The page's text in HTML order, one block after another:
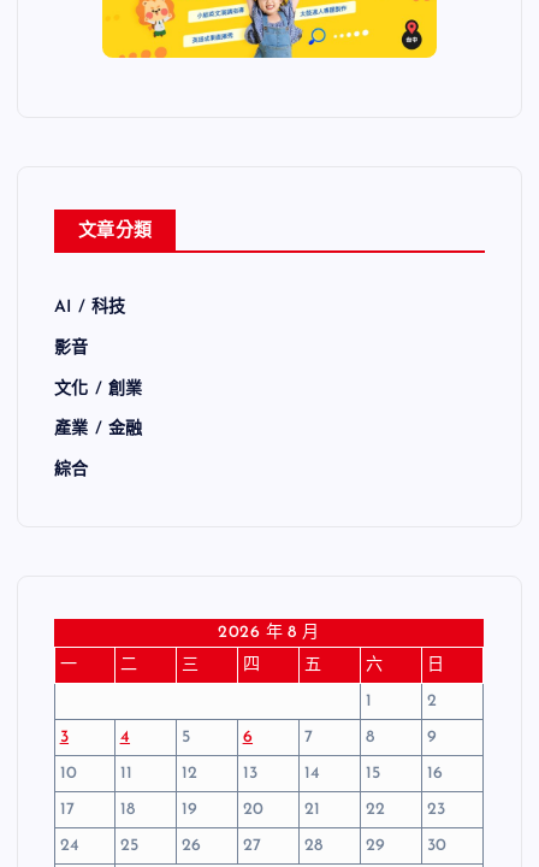
文章分類
AI / 科技
影音
文化 / 創業
產業 / 金融
綜合
2026 年 8 月
一
二 三 四 五 六
日
1
2
3
4 5 6 7 8
9
10
11 12 13 14 15
16
17
18 19 20 21 22
23
24
25 26 27 28 29
30